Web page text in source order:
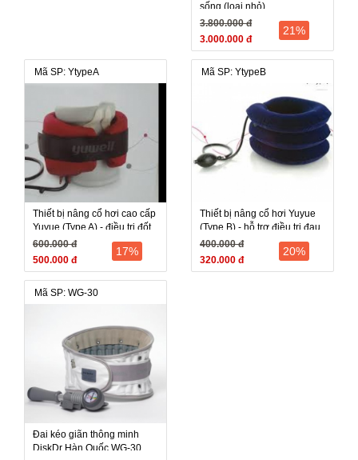
sống (loại nhỏ)
3.800.000 đ
3.000.000 đ
21%
Mã SP: YtypeA
Thiết bị nâng cổ hơi cao cấp
Yuyue (Type A) - điều trị đốt
sống cổ, đau nhức mỏi cổ
600.000 đ
500.000 đ
17%
Mã SP: YtypeB
Thiết bị nâng cổ hơi Yuyue
(Type B) - hỗ trợ điều trị đau,
gáy, mỏi cổ
400.000 đ
320.000 đ
20%
Mã SP: WG-30
Đai kéo giãn thông minh
DiskDr Hàn Quốc WG-30,